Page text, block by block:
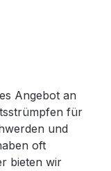
Angebot an
für
und
oft
bieten wir